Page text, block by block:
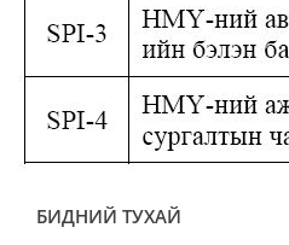
БИДНИЙ ТУХАЙ